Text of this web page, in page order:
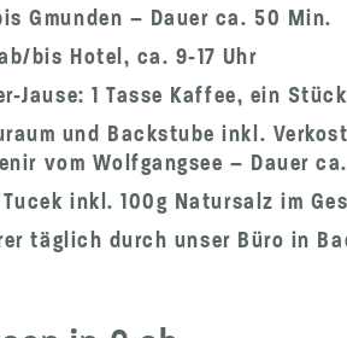
Gmunden – Dauer ca. 50 Min.
bis Hotel, ca. 9-17 Uhr
Jause: 1 Tasse Kaffee, ein
und Backstube inkl.
vom Wolfgangsee – Dauer
inkl. 100g Natursalz im
täglich durch unser Büro in